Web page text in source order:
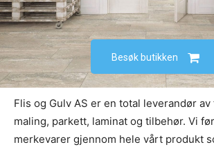
Besøk butikken
Flis og Gulv AS er en total leverandør
maling, parkett, laminat og tilbehør. Vi
merkevarer gjennom hele vårt produkt